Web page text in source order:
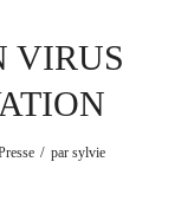
VIRUS
/ par sylvie